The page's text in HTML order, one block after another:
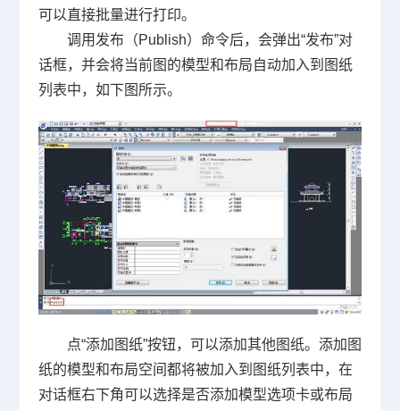
可以直接批量进行打印。
调用发布（ Publish）命令后，会弹出“发布”对
话框，并会将当前图的模型和布局自动加入到图纸
列表中，如下图所示。
点“添加图纸”按钮，可以添加其他图纸。添加图
纸的模型和布局空间都将被加入到图纸列表中，在
对话框右下角可以选择是否添加模型选项卡或布局